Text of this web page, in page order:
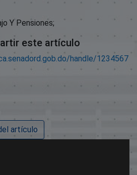
Y Pensiones;
este artículo
handle/1234567
artículo